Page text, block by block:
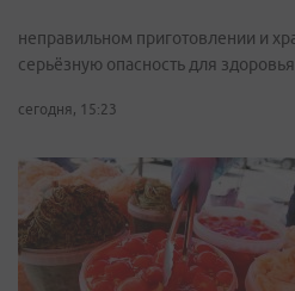
неправильном приготовлении и
серьёзную опасность для здоровья
сегодня, 15:23